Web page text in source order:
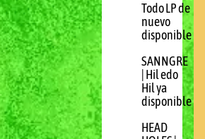
Todo LP de
nuevo
disponible
SANNGRE
| Hil edo
Hil ya
disponible
HEAD